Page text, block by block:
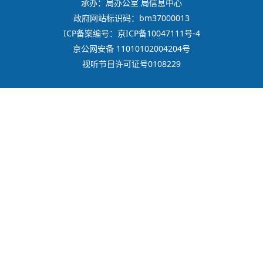
承办：局办公室 局信息中心
政府网站标识码：bm37000013
ICP备案编号：京ICP备10047111号-4
京公网安备 11010102004204号
视听节目许可证号0108229